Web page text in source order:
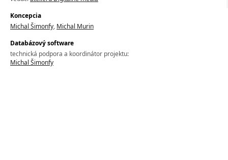
Koncepcia
Michal Šimonfy, Michal Murin
Databázový software
technická podpora a koordinátor projektu:
Michal Šimonfy